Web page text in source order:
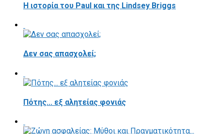
Η ιστορία του Paul και της Lindsey Briggs
Δεν σας απασχολεί;
Πότης... εξ αλητείας φονιάς